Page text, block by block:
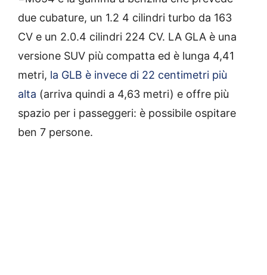
due cubature, un 1.2 4 cilindri turbo da 163
CV e un 2.0.4 cilindri 224 CV. LA GLA è una
versione SUV più compatta ed è lunga 4,41
metri, la GLB è invece di 22 centimetri più
alta (arriva quindi a 4,63 metri) e offre più
spazio per i passeggeri: è possibile ospitare
ben 7 persone.